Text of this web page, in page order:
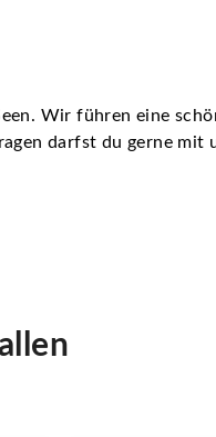
Wir führen eine
darfst du gerne mit